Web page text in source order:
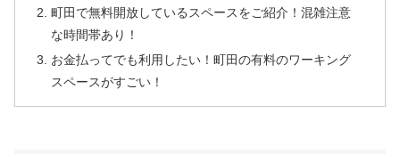
町田で無料開放しているスペースをご紹介！混雑注意
な時間帯あり！
お金払ってでも利用したい！町田の有料のワーキング
スペースがすごい！